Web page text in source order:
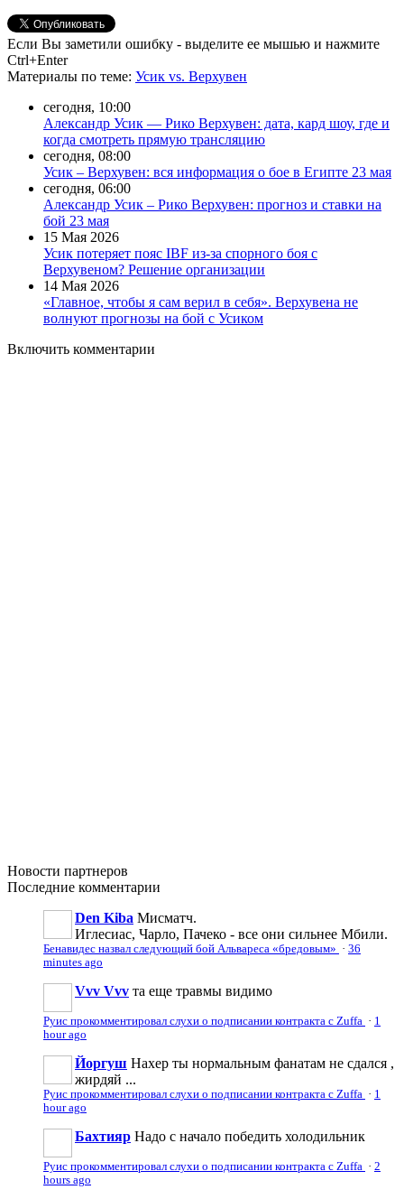
Если Вы заметили ошибку - выделите ее мышью и нажмите
Ctrl+Enter
Материалы по теме: Усик vs. Верхувен
сегодня, 10:00
Александр Усик — Рико Верхувен: дата, кард шоу, где и
когда смотреть прямую трансляцию
сегодня, 08:00
Усик – Верхувен: вся информация о бое в Египте 23 мая
сегодня, 06:00
Александр Усик – Рико Верхувен: прогноз и ставки на
бой 23 мая
15 Мая 2026
Усик потеряет пояс IBF из-за спорного боя с
Верхувеном? Решение организации
14 Мая 2026
«Главное, чтобы я сам верил в себя». Верхувена не
волнуют прогнозы на бой с Усиком
Включить комментарии
Новости партнеров
Последние комментарии
Den Kiba Мисматч.
Иглесиас, Чарло, Пачеко - все они сильнее Мбили.
Бенавидес назвал следующий бой Альвареса «бредовым» · 36
minutes ago
Vvv Vvv та еще травмы видимо
Руис прокомментировал слухи о подписании контракта с Zuffa · 1
hour ago
Йоргуш Нахер ты нормальным фанатам не сдался ,
жирдяй ...
Руис прокомментировал слухи о подписании контракта с Zuffa · 1
hour ago
Бахтияр Надо с начало победить холодильник
Руис прокомментировал слухи о подписании контракта с Zuffa · 2
hours ago